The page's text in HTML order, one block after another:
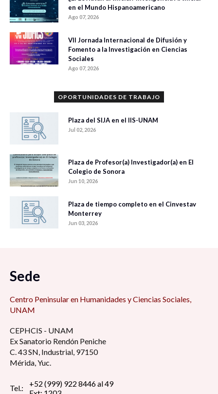
en el Mundo Hispanoamericano
Ago 07, 2026
VII Jornada Internacional de Difusión y
Fomento a la Investigación en Ciencias
Sociales
Ago 07, 2026
OPORTUNIDADES DE TRABAJO
Plaza del SIJA en el IIS-UNAM
Jul 02, 2026
Plaza de Profesor(a) Investigador(a) en El
Colegio de Sonora
Jun 10, 2026
Plaza de tiempo completo en el Cinvestav
Monterrey
Jun 03, 2026
Sede
Centro Peninsular en Humanidades y Ciencias Sociales,
UNAM
CEPHCIS - UNAM
Ex Sanatorio Rendón Peniche
C. 43 SN, Industrial, 97150
Mérida, Yuc.
Tel.:
+52 (999) 922 8446 al 49